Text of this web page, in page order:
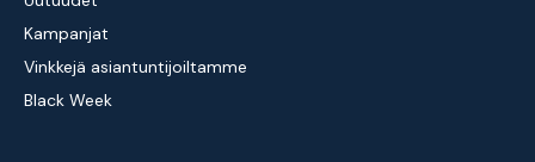
Kampanjat
Vinkkejä asiantuntijoiltamme
Black Week